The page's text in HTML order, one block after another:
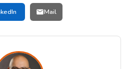
Mail